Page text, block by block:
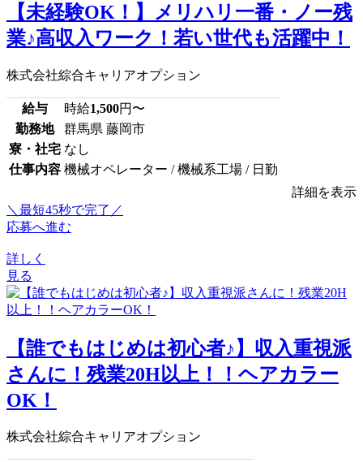
【未経験OK！】メリハリ一番・ノー残
業♪高収入ワーク！若い世代も活躍中！
株式会社綜合キャリアオプション
給与 時給1,500円〜
勤務地
群馬県 藤岡市
寮・社宅 なし
仕事内容 機械オペレーター / 機械系工場 / 日勤
詳細を表示
＼最短45秒で完了／
応募へ進む
詳しく
見る
【誰でもはじめは初心者♪】収入重視派
さんに！残業20H以上！！ヘアカラー
OK！
株式会社綜合キャリアオプション